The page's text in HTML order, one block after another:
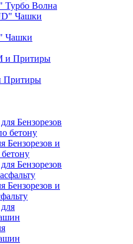
Волна
Чашки
Бензорезов и
Бензорезов и